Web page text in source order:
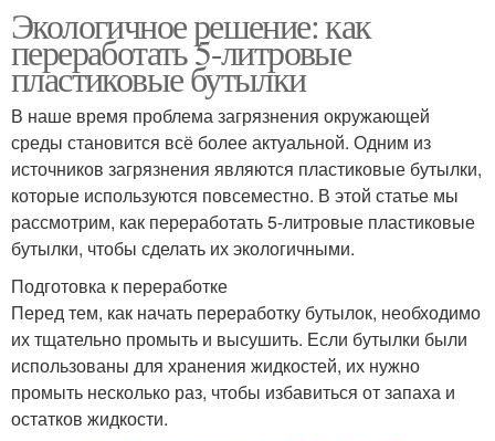
Экологичное решение: как
переработать 5-литровые
пластиковые бутылки
В наше время проблема загрязнения окружающей
среды становится всё более актуальной. Одним из
источников загрязнения являются пластиковые бутылки,
которые используются повсеместно. В этой статье мы
рассмотрим, как переработать 5-литровые пластиковые
бутылки, чтобы сделать их экологичными.
Подготовка к переработке
Перед тем, как начать переработку бутылок, необходимо
их тщательно промыть и высушить. Если бутылки были
использованы для хранения жидкостей, их нужно
промыть несколько раз, чтобы избавиться от запаха и
остатков жидкости.